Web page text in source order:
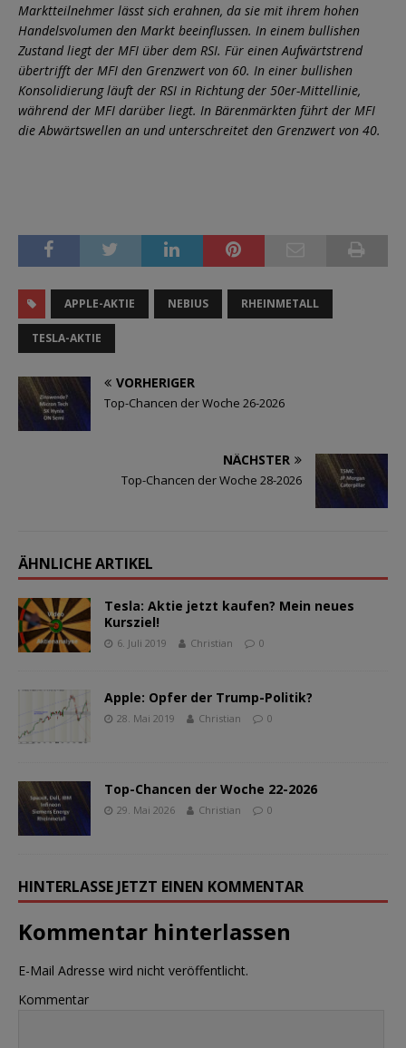
Marktteilnehmer lässt sich erahnen, da sie mit ihrem hohen
Handelsvolumen den Markt beeinflussen. In einem bullishen
Zustand liegt der MFI über dem RSI. Für einen Aufwärtstrend
übertrifft der MFI den Grenzwert von 60. In einer bullishen
Konsolidierung läuft der RSI in Richtung der 50er-Mittellinie,
während der MFI darüber liegt. In Bärenmärkten führt der MFI
die Abwärtswellen an und unterschreitet den Grenzwert von 40.
APPLE-AKTIE NEBIUS RHEINMETALL
TESLA-AKTIE
VORHERIGER
Top-Chancen der Woche 26-2026
NÄCHSTER
Top-Chancen der Woche 28-2026
ÄHNLICHE ARTIKEL
Tesla: Aktie jetzt kaufen? Mein neues
Kursziel!
6. Juli 2019 Christian 0
Apple: Opfer der Trump-Politik?
28. Mai 2019 Christian 0
Top-Chancen der Woche 22-2026
29. Mai 2026 Christian 0
HINTERLASSE JETZT EINEN KOMMENTAR
Kommentar hinterlassen
E-Mail Adresse wird nicht veröffentlicht.
Kommentar